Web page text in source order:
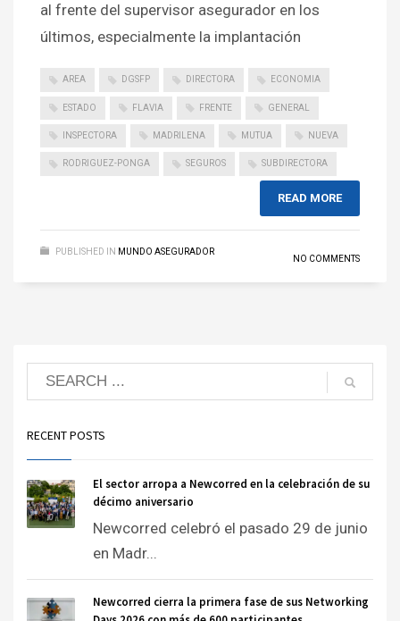
al frente del supervisor asegurador en los
últimos, especialmente la implantación
AREA DGSFP DIRECTORA ECONOMIA
ESTADO FLAVIA FRENTE GENERAL
INSPECTORA MADRILENA MUTUA NUEVA
RODRIGUEZ-PONGA SEGUROS SUBDIRECTORA
READ MORE
PUBLISHED IN MUNDO ASEGURADOR
NO COMMENTS
RECENT POSTS
El sector arropa a Newcorred en la celebración de su
décimo aniversario
Newcorred celebró el pasado 29 de junio
en Madr...
Newcorred cierra la primera fase de sus Networking